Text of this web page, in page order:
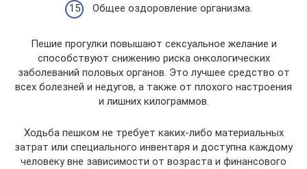
Общее оздоровление организма.
Пешие прогулки повышают сексуальное желание и
способствуют снижению риска онкологических
заболеваний половых органов. Это лучшее средство от
всех болезней и недугов, а также от плохого настроения
и лишних килограммов.
Ходьба пешком не требует каких-либо материальных
затрат или специального инвентаря и доступна каждому
человеку вне зависимости от возраста и финансового